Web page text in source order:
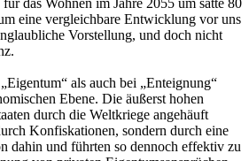
eine vergleichbare Entwicklung vor uns
Vorstellung, und doch nicht
als auch bei „Enteignung“
Ebene. Die äußerst hohen
durch die Weltkriege angehäuft
Konfiskationen, sondern durch eine
dahin und führten so dennoch effektiv zu